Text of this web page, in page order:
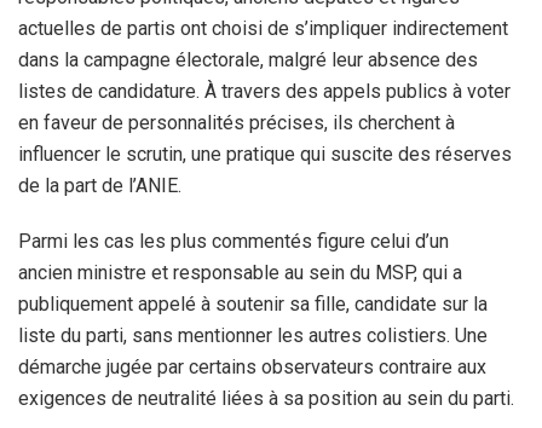
actuelles de partis ont choisi de s’impliquer indirectement
dans la campagne électorale, malgré leur absence des
listes de candidature. À travers des appels publics à voter
en faveur de personnalités précises, ils cherchent à
influencer le scrutin, une pratique qui suscite des réserves
de la part de l’ANIE.
Parmi les cas les plus commentés figure celui d’un
ancien ministre et responsable au sein du MSP, qui a
publiquement appelé à soutenir sa fille, candidate sur la
liste du parti, sans mentionner les autres colistiers. Une
démarche jugée par certains observateurs contraire aux
exigences de neutralité liées à sa position au sein du parti.